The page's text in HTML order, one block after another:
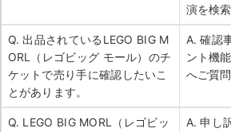
演を検
Q. 出品されているLEGO BIG M
ORL（レゴビッグ モール）のチ
ケットで売り手に確認したいこ
とがあります。
A. 確認
ント機
へご質
Q. LEGO BIG MORL（レゴビッ
A. 申し